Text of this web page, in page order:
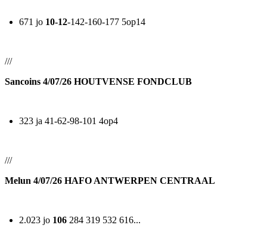
671 jo 10-12-142-160-177 5op14
///
Sancoins 4/07/26 HOUTVENSE FONDCLUB
323 ja 41-62-98-101 4op4
///
Melun 4/07/26 HAFO ANTWERPEN CENTRAAL
2.023 jo 106 284 319 532 616...